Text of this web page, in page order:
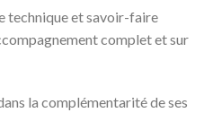
technique et savoir-faire
complet et sur
la complémentarité de ses